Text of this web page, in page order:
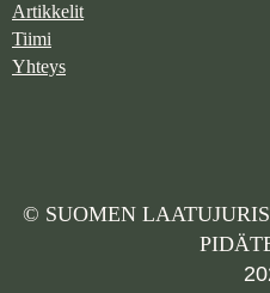
Artikkelit
Tiimi
Yhteys
© SUOMEN